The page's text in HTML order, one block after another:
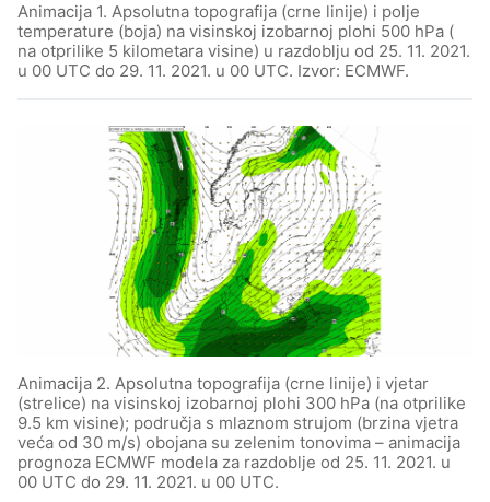
Animacija 1. Apsolutna topografija (crne linije) i polje
temperature (boja) na visinskoj izobarnoj plohi 500 hPa (
na otprilike 5 kilometara visine) u razdoblju od 25. 11. 2021.
u 00 UTC do 29. 11. 2021. u 00 UTC. Izvor: ECMWF.
Animacija 2. Apsolutna topografija (crne linije) i vjetar
(strelice) na visinskoj izobarnoj plohi 300 hPa (na otprilike
9.5 km visine); područja s mlaznom strujom (brzina vjetra
veća od 30 m/s) obojana su zelenim tonovima – animacija
prognoza ECMWF modela za razdoblje od 25. 11. 2021. u
00 UTC do 29. 11. 2021. u 00 UTC.